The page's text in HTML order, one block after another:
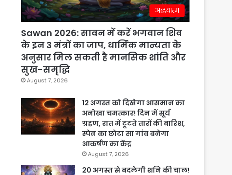
अद्धयात्म
Sawan 2026: सावन में करें भगवान शिव
के इन 3 मंत्रों का जाप, धार्मिक मान्यता के
अनुसार मिल सकती है मानसिक शांति और
सुख-समृद्धि
August 7, 2026
12 अगस्त को दिखेगा आसमान का
अनोखा चमत्कार! दिन में सूर्य
ग्रहण, रात में टूटते तारों की बारिश,
स्पेन का छोटा सा गांव बनेगा
आकर्षण का केंद्र
August 7, 2026
20 अगस्त से बदलेगी शनि की चाल!